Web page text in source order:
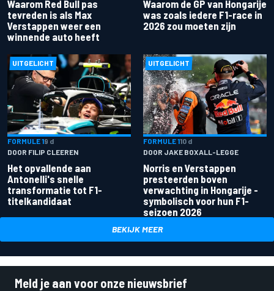
Waarom Red Bull pas
tevreden is als Max
Verstappen weer een
winnende auto heeft
Waarom de GP van Hongarije
was zoals iedere F1-race in
2026 zou moeten zijn
UITGELICHT
FORMULE 19 d
DOOR FILIP CLEEREN
Het opvallende aan
Antonelli's snelle
transformatie tot F1-
titelkandidaat
UITGELICHT
FORMULE 110 d
DOOR JAKE BOXALL-LEGGE
Norris en Verstappen
presteerden boven
verwachting in Hongarije -
symbolisch voor hun F1-
seizoen 2026
BEKIJK MEER
Meld je aan voor onze nieuwsbrief